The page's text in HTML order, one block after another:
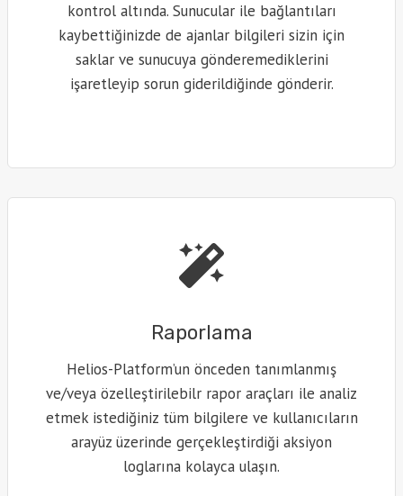
kontrol altında. Sunucular ile bağlantıları
kaybettiğinizde de ajanlar bilgileri sizin için
saklar ve sunucuya gönderemediklerini
işaretleyip sorun giderildiğinde gönderir.
Raporlama
Helios-Platform’un önceden tanımlanmış
ve/veya özelleştirilebilr rapor araçları ile analiz
etmek istediğiniz tüm bilgilere ve kullanıcıların
arayüz üzerinde gerçekleştirdiği aksiyon
loglarına kolayca ulaşın.